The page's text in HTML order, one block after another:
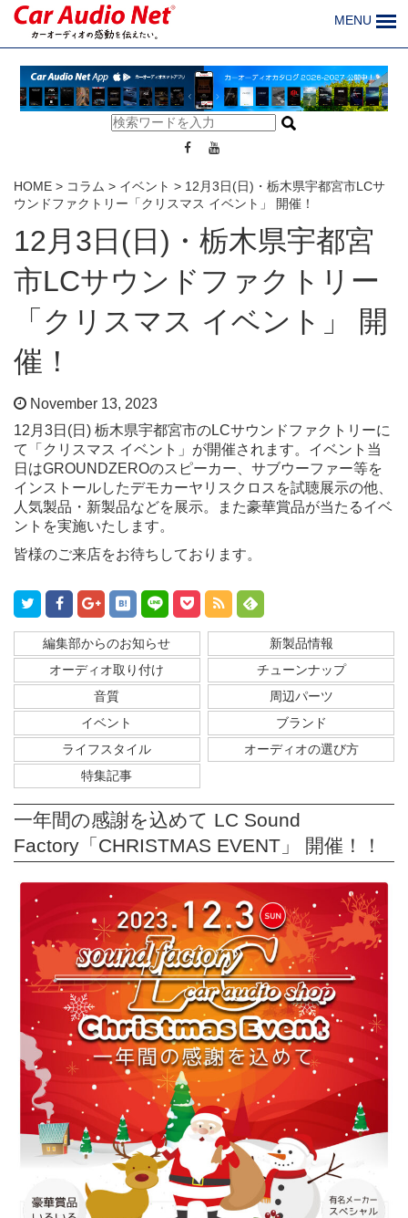
MENU
HOME > コラム > イベント > 12月3日(日)・栃木県宇都宮市LCサ
ウンドファクトリー「クリスマス イベント」 開催！
12月3日(日)・栃木県宇都宮
市LCサウンドファクトリー
「クリスマス イベント」 開
催！
November 13, 2023
12月3日(日) 栃木県宇都宮市のLCサウンドファクトリーに
て「クリスマス イベント」が開催されます。イベント当
日はGROUNDZEROのスピーカー、サブウーファー等を
インストールしたデモカーヤリスクロスを試聴展示の他、
人気製品・新製品などを展示。また豪華賞品が当たるイベ
ントを実施いたします。
皆様のご来店をお待ちしております。
編集部からのお知らせ
新製品情報
オーディオ取り付け
チューンナップ
音質
周辺パーツ
イベント
ブランド
ライフスタイル
オーディオの選び方
特集記事
一年間の感謝を込めて LC Sound
Factory「CHRISTMAS EVENT」 開催！！